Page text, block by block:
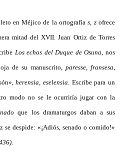
en Méjico de la ortografías, zofrece
mitad del XVII. Juan Ortiz de Torres
Los echos del Duque de Osuna,nos
de su manuscrito, paresse, fransesa,
herensia, eselensia . Escribe para un
modo no se le ocu­rriría jugar con la
que los drama­turgos daban a sus
se despide: «¡Adiós, senado o comido!»